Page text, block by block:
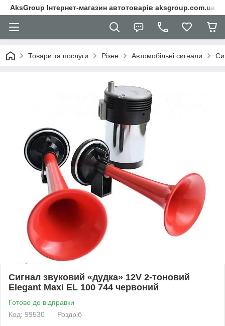
AksGroup Інтернет-магазин автотоварів aksgroup.com.ua
Товари та послуги Різне Автомобільні сигнали
Сигнал звуковий «дудка» 12V 2-тоновий
Elegant Maxi EL 100 744 червоний
Готово до відправки
Код: 99530
Роздріб